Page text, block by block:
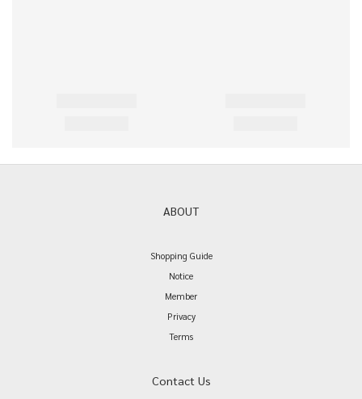
ABOUT
Shopping Guide
Notice
Member
Privacy
Terms
Contact Us